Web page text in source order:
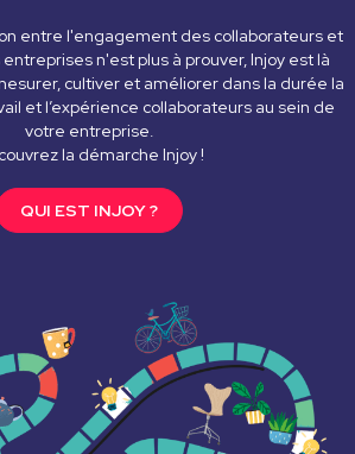
entre l'engagement des collaborateurs et
n'est plus à prouver, Injoy est là
cultiver et améliorer dans la durée la
et l’expérience collaborateurs au sein de
votre entreprise.
la démarche Injoy !
QUI EST INJOY ?